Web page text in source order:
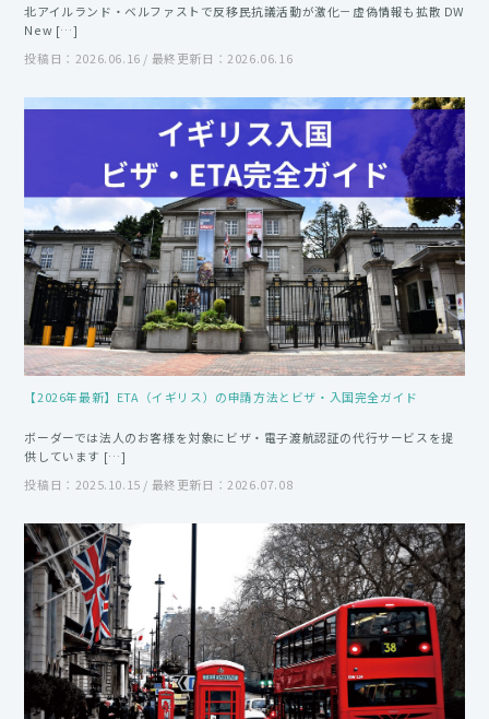
北アイルランド・ベルファストで反移民抗議活動が激化－虚偽情報も拡散 DW
New […]
投稿日：2026.06.16 / 最終更新日：2026.06.16
【2026年最新】ETA（イギリス）の申請方法とビザ・入国完全ガイド
ボーダーでは法人のお客様を対象にビザ・電子渡航認証の代行サービスを提
供しています […]
投稿日：2025.10.15 / 最終更新日：2026.07.08